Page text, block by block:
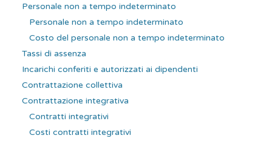
Personale non a tempo indeterminato
Personale non a tempo indeterminato
Costo del personale non a tempo indeterminato
Tassi di assenza
Incarichi conferiti e autorizzati ai dipendenti
Contrattazione collettiva
Contrattazione integrativa
Contratti integrativi
Costi contratti integrativi